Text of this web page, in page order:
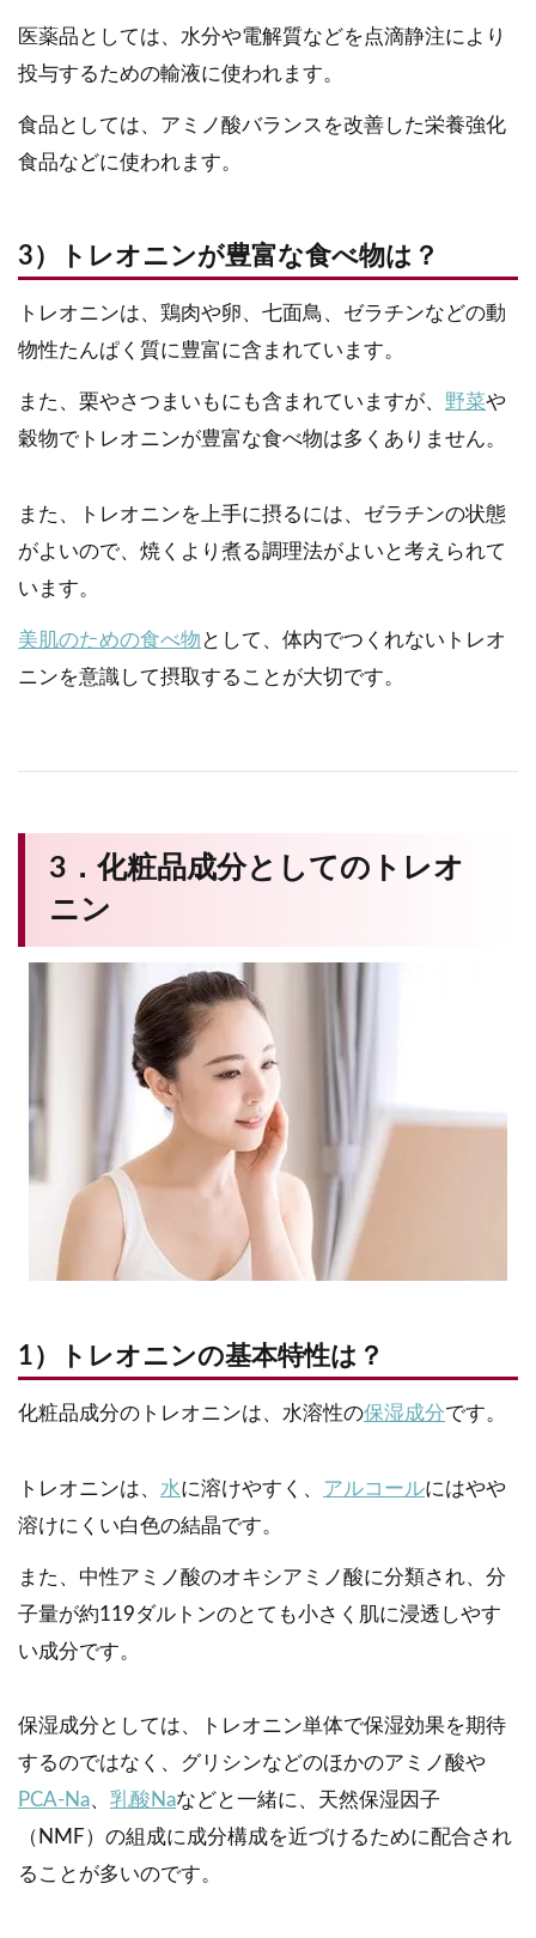
医薬品としては、水分や電解質などを点滴静注により
投与するための輸液に使われます。
食品としては、アミノ酸バランスを改善した栄養強化
食品などに使われます。
3）トレオニンが豊富な食べ物は？
トレオニンは、鶏肉や卵、七面鳥、ゼラチンなどの動
物性たんぱく質に豊富に含まれています。
また、栗やさつまいもにも含まれていますが、 野菜や
穀物でトレオニンが豊富な食べ物は多くありません。
また、トレオニンを上手に摂るには、ゼラチンの状態
がよいので、焼くより煮る調理法がよいと考えられて
います。
美肌のための食べ物 として、体内でつくれないトレオ
ニンを意識して摂取することが大切です。
3．化粧品成分としてのトレオ
ニン
1）トレオニンの基本特性は？
化粧品成分のトレオニンは、水溶性の保湿成分です。
トレオニンは、 水に溶けやすく、 アルコールにはやや
溶けにくい白色の結晶です。
また、中性アミノ酸のオキシアミノ酸に分類され、分
子量が約119ダルトンのとても小さく肌に浸透しやす
い成分です。
保湿成分としては、トレオニン単体で保湿効果を期待
するのではなく、グリシンなどのほかのアミノ酸や
PCA-Na、 乳酸Naなどと一緒に、天然保湿因子
（NMF）の組成に成分構成を近づけるために配合され
ることが多いのです。